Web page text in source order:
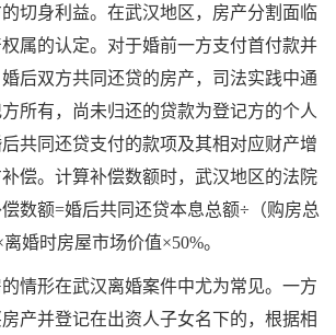
切身利益。在武汉地区，房产分割面临
属的认定。对于婚前一方支付首付款并
后双方共同还贷的房产，司法实践中通
所有，尚未归还的贷款为登记方的个人
共同还贷支付的款项及其相对应财产增
偿。计算补偿数额时，武汉地区的法院
数额=婚后共同还贷本息总额÷（购房总
婚时房屋市场价值×50%。
情形在武汉离婚案件中尤为常见。一方
产并登记在出资人子女名下的，根据相